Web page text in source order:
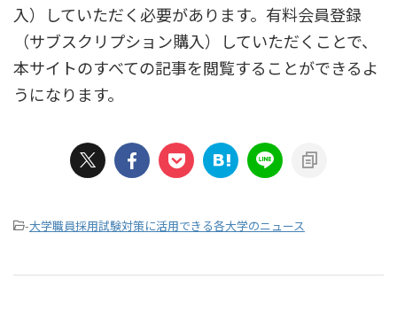
入）していただく必要があります。有料会員登録
（サブスクリプション購入）していただくことで、
本サイトのすべての記事を閲覧することができるよ
うになります。
-大学職員採用試験対策に活用できる各大学のニュース